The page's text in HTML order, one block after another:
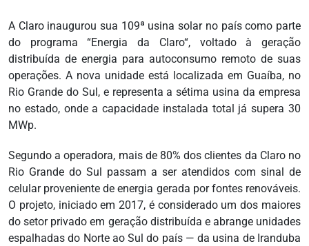
A Claro inaugurou sua 109ª usina solar no país como parte
do programa “Energia da Claro“, voltado à geração
distribuída de energia para autoconsumo remoto de suas
operações. A nova unidade está localizada em Guaíba, no
Rio Grande do Sul, e representa a sétima usina da empresa
no estado, onde a capacidade instalada total já supera 30
MWp.
Segundo a operadora, mais de 80% dos clientes da Claro no
Rio Grande do Sul passam a ser atendidos com sinal de
celular proveniente de energia gerada por fontes renováveis.
O projeto, iniciado em 2017, é considerado um dos maiores
do setor privado em geração distribuída e abrange unidades
espalhadas do Norte ao Sul do país — da usina de Iranduba